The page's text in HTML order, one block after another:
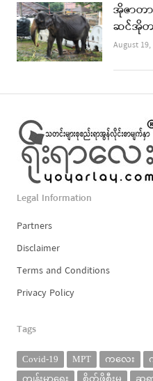
အိုဇာတ
ဆင်အိုတ
August 19,
Legal Information
Partners
Disclaimer
Terms and Conditions
Privacy Policy
Tags
Covid-19 MPT ကလေး
ကျန်းမာရေး
စိတ်ဖိစီးမှု ဆရ